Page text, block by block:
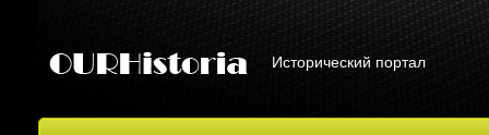
Исторический портал